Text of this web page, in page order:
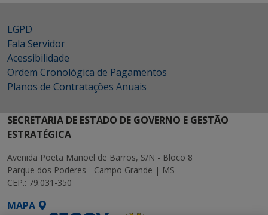
LGPD
Fala Servidor
Acessibilidade
Ordem Cronológica de Pagamentos
Planos de Contratações Anuais
SECRETARIA DE ESTADO DE GOVERNO E GESTÃO
ESTRATÉGICA
Avenida Poeta Manoel de Barros, S/N - Bloco 8
Parque dos Poderes - Campo Grande | MS
CEP.: 79.031-350
MAPA